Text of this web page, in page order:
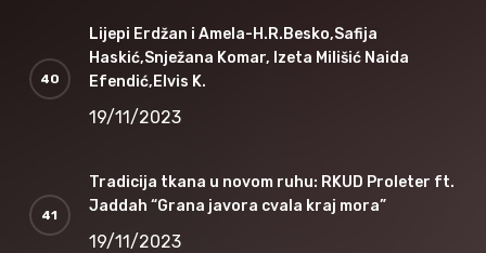
Lijepi Erdžan i Amela-H.R.Besko,Safija
Haskić,Snježana Komar, Izeta Milišić Naida
Efendić,Elvis K.
19/11/2023
Tradicija tkana u novom ruhu: RKUD Proleter ft.
Jaddah “Grana javora cvala kraj mora”
19/11/2023